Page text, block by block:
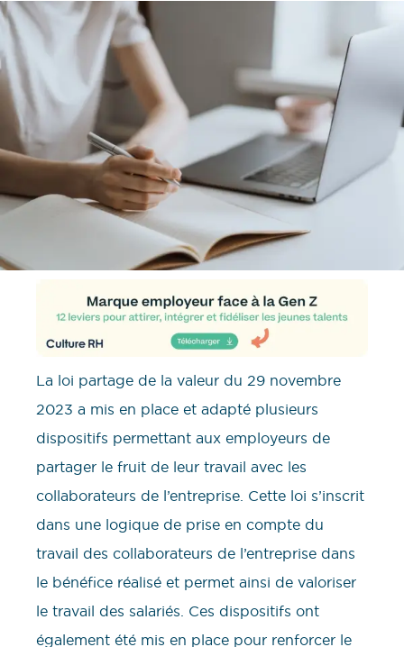
La loi partage de la valeur du 29 novembre
2023 a mis en place et adapté plusieurs
dispositifs permettant aux employeurs de
partager le fruit de leur travail avec les
collaborateurs de l’entreprise. Cette loi s’inscrit
dans une logique de prise en compte du
travail des collaborateurs de l’entreprise dans
le bénéfice réalisé et permet ainsi de valoriser
le travail des salariés. Ces dispositifs ont
également été mis en place pour renforcer le